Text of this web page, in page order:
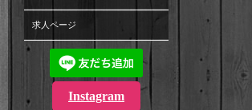
求人ページ
Instagram